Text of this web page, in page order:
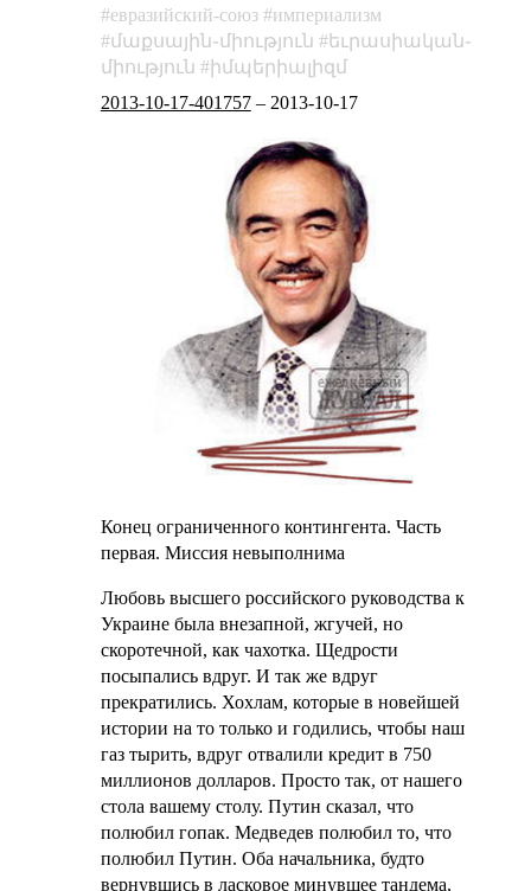
евразийский-союз
империализм
մաքսային֊միություն
եւրասիական֊
միություն
իմպերիալիզմ
2013-10-17-401757– 2013-10-17
Конец ограниченного контингента. Часть
первая. Миссия невыполнима
Любовь высшего российского руководства к
Украине была внезапной, жгучей, но
скоротечной, как чахотка. Щедрости
посыпались вдруг. И так же вдруг
прекратились. Хохлам, которые в новейшей
истории на то только и годились, чтобы наш
газ тырить, вдруг отвалили кредит в 750
миллионов долларов. Просто так, от нашего
стола вашему столу. Путин сказал, что
полюбил гопак. Медведев полюбил то, что
полюбил Путин. Оба начальника, будто
вернувшись в ласковое минувшее тандема,